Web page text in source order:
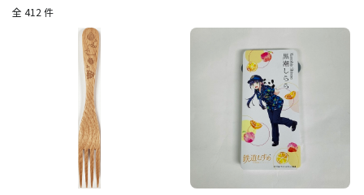
全 412 件